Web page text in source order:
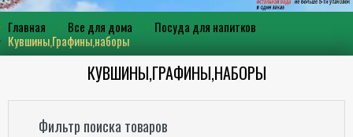
Главная Все для дома
Посуда для напитков
Кувшины,Графины,наборы
КУВШИНЫ,ГРАФИНЫ,НАБОРЫ
Фильтр поиска товаров